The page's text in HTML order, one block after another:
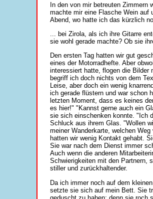
In den von mir betreuten Zimmern
machte mir eine Flasche Wein auf
Abend, wo hatte ich das kürzlich
... bei Zirola, als ich ihre Gitarre
sie wohl gerade machte? Ob sie
Den ersten Tag hatten wir gut
eines der Motorradhefte. Aber
interessiert hatte, flogen die Bilder
begriff ich doch nichts von dem
Leise, aber doch ein wenig
ich gerade flüstern und war schon
letzten Moment, dass es keines
es hier!" "Kannst gerne auch ein
sie sich einschenken konnte. "Ich
Schluck aus ihrem Glas. "Wollen
meiner Wanderkarte, welchen
hatten wir wenig Kontakt gehabt.
Sie war nach dem Dienst immer
Auch wenn die anderen
Schwierigkeiten mit den Partnern,
stiller und zurückhaltender.
Da ich immer noch auf dem
setzte sie sich auf mein Bett. Sie